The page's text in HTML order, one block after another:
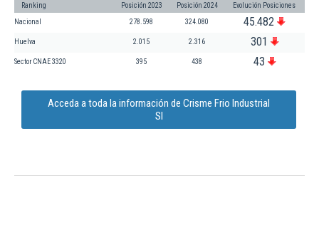
Ranking Posición 2023 Posición 2024 Evolución Posiciones
Nacional 278.598 324.080 45.482
Huelva 2.015 2.316 301
Sector CNAE 3320 395 438 43
Acceda a toda la información de Crisme Frio Industrial
Sl